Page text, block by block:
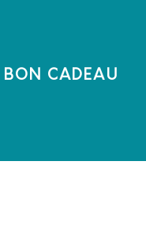
BON CADEAU